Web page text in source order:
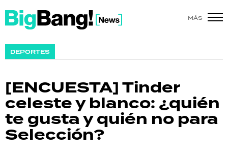
MÁS
DEPORTES
[ENCUESTA] Tinder
celeste y blanco: ¿quién
te gusta y quién no para
Selección?
SHOW
ACTUALIDAD
POLICIALES
ECONOMÍA